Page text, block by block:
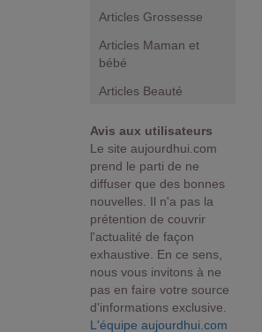
Articles Grossesse
Articles Maman et
bébé
Articles Beauté
Avis aux utilisateurs
Le site aujourdhui.com
prend le parti de ne
diffuser que des bonnes
nouvelles. Il n'a pas la
prétention de couvrir
l'actualité de façon
exhaustive. En ce sens,
nous vous invitons à ne
pas en faire votre source
d'informations exclusive.
L'équipe aujourdhui.com